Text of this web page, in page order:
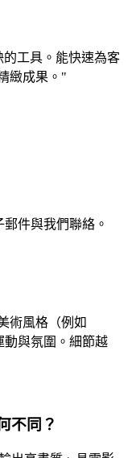
的工具。能快速為客
緻成果。
件與我們聯絡。
術風格（例如
動與氛圍。細節越
不同？